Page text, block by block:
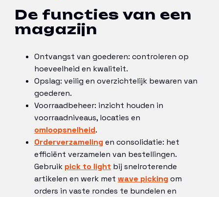
De functies van een
magazijn
Ontvangst van goederen: controleren op
hoeveelheid en kwaliteit.
Opslag: veilig en overzichtelijk bewaren van
goederen.
Voorraadbeheer: inzicht houden in
voorraadniveaus, locaties en
omloopsnelheid.
Orderverzameling en consolidatie: het
efficiënt verzamelen van bestellingen.
Gebruik pick to light bij snelroterende
artikelen en werk met wave picking om
orders in vaste rondes te bundelen en